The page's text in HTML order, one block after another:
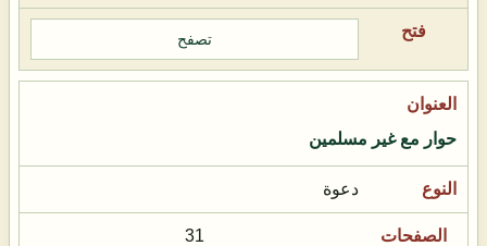
تصفح
حوار مع غير مسلمين
دعوة
31